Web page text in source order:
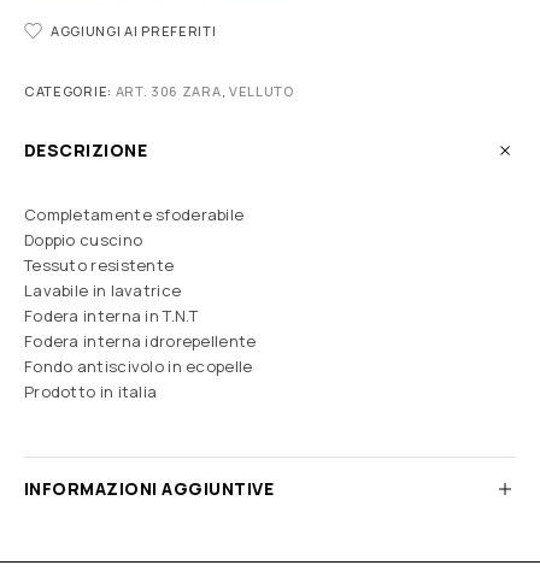
AGGIUNGI AI PREFERITI
CATEGORIE: ART. 306 ZARA VELLUTO
DESCRIZIONE
Completamente sfoderabile
Doppio cuscino
Tessuto resistente
Lavabile in lavatrice
Fodera interna in T.N.T
Fodera interna idrorepellente
Fondo antiscivolo in ecopelle
Prodotto in italia
INFORMAZIONI AGGIUNTIVE